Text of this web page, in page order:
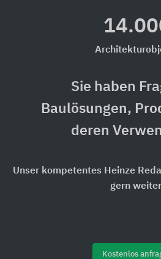
Sie haben
Baulösungen,
deren
Unser kompetentes Heinze
gern
Kostenlos